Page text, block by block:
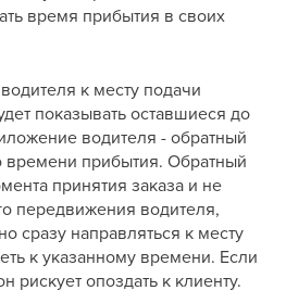
время прибытия в своих
к месту подачи
показывать оставшиеся до
водителя - обратный
времени прибытия. Обратный
принятия заказа и не
передвижения водителя,
сразу направляться к месту
к указанному времени. Если
рискует опоздать к клиенту.